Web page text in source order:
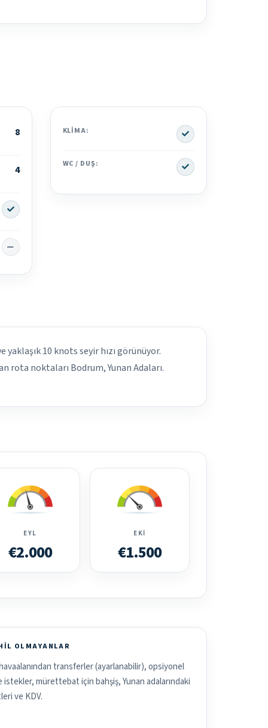
8
4
Yes
No
KLIMA: Yes
WC / DUŞ: Yes
10 knots seyir hızı görünüyor.
rota noktaları Bodrum, Yunan Adaları.
EYL
€2.000
EKI
€1.500
OLMAYANLAR
transferler (ayarlanabilir), opsiyonel
istekler, mürettebat için bahşiş, Yunan adalarındaki
ve KDV.